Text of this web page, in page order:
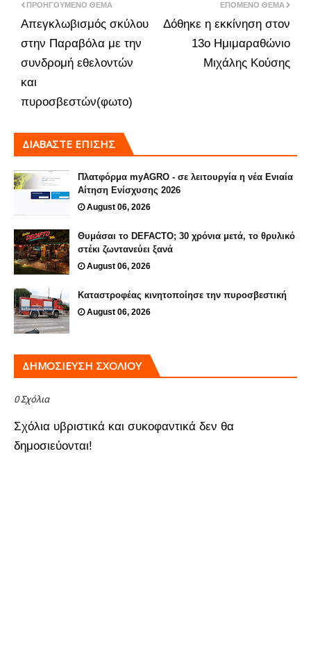
ΕΠΌΜΕΝΟ ΘΈΜΑ
Δόθηκε η εκκίνηση στον
13ο Ημιμαραθώνιο
Μιχάλης Κούσης
ΠΡΟΗΓΟΎΜΕΝΟ ΘΈΜΑ
Απεγκλωβισμός σκύλου
στην Παραβόλα με την
συνδρομή εθελοντών
και
πυροσβεστών(φωτο)
ΔΙΑΒΑΣΤΕ ΕΠΙΣΗΣ
Πλατφόρμα myAGRO - σε λειτουργία η νέα Ενιαία
Αίτηση Ενίσχυσης 2026
August 06, 2026
Θυμάσαι το DEFACTO; 30 χρόνια μετά, το θρυλικό
στέκι ζωντανεύει ξανά
August 06, 2026
Καταστροφέας κινητοποίησε την πυροσβεστική
August 06, 2026
ΔΗΜΟΣΊΕΥΣΗ ΣΧΟΛΊΟΥ
0 Σχόλια
Σχόλια υβριστικά και συκοφαντικά δεν θα
δημοσιεύονται!